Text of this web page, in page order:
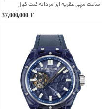
ساعت مچی عقربه ای مردانه کنت کول
37,000,000